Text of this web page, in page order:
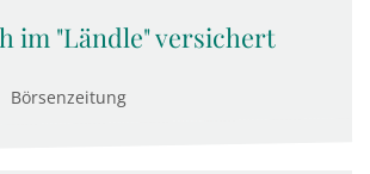
im "Ländle" versichert
Börsenzeitung